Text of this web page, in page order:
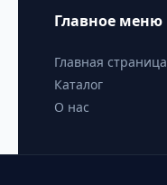
Главное меню
Главная страница
Каталог
О нас